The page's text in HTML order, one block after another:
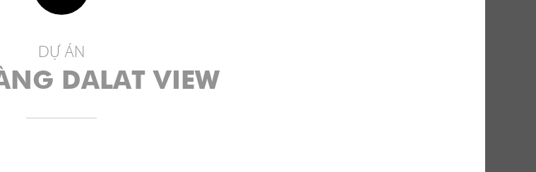
DỰ ÁN
HÀNG
đạo của mỗi nhà hàng. Tuy nhiên trên thực tế, việc
DỰ ÁN
DALAT VIEW